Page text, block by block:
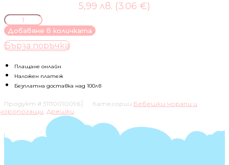
5,99 лв. (3.06 €)
количество
за
БЕБЕШКИ
ЛЕТНИ
BLUE
1-
2Г
Добавяне в количката
Бърза поръчка
Плащане онлайн
Наложен платеж
Безплатна доставка над 100лв
Продукт # 31110010096 Категории Бебешки чорапи и
, Дрешки